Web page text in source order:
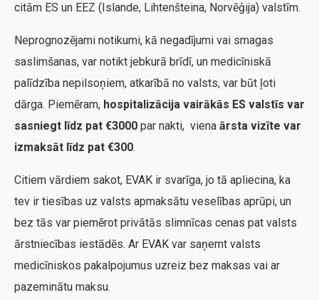
citām ES un EEZ (Islande, Lihtenšteina, Norvēģija) valstīm.
Neprognozējami notikumi, kā negadījumi vai smagas
saslimšanas, var notikt jebkurā brīdī, un medicīniskā
palīdzība nepilsoņiem, atkarībā no valsts, var būt ļoti
dārga. Piemēram, hospitalizācija vairākās ES valstīs var
sasniegt līdz pat €3000 par nakti, viena ārsta vizīte var
izmaksāt līdz pat €300.
Citiem vārdiem sakot, EVAK ir svarīga, jo tā apliecina, ka
tev ir tiesības uz valsts apmaksātu veselības aprūpi, un
bez tās var piemērot privātās slimnīcas cenas pat valsts
ārstniecības iestādēs. Ar EVAK var saņemt valsts
medicīniskos pakalpojumus uzreiz bez maksas vai ar
pazeminātu maksu.